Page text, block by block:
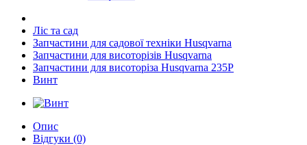
Ліс та сад
Запчастини для садової техніки Husqvarna
Запчастини для висоторізів Husqvarna
Запчастини для висоторіза Husqvarna 235P
Винт
Опис
Відгуки (0)